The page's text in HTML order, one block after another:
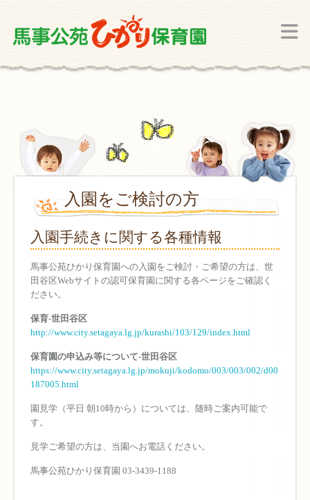
入園をご検討の方
入園手続きに関する各種情報
馬事公苑ひかり保育園への入園をご検討・ご希望の方は、世
田谷区Webサイトの認可保育園に関する各ページをご確認く
ださい。
保育-世田谷区
http://www.city.setagaya.lg.jp/kurashi/103/129/index.html
保育園の申込み等について-世田谷区
https://www.city.setagaya.lg.jp/mokuji/kodomo/003/003/002/d00
187005.html
園見学（平日 朝10時から）については、随時ご案内可能で
す。
見学ご希望の方は、当園へお電話ください。
馬事公苑ひかり保育園 03-3439-1188